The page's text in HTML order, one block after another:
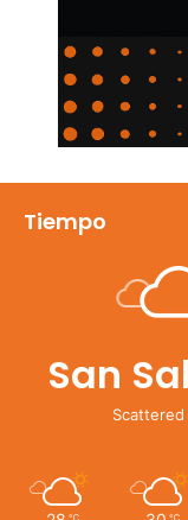
Tiempo
San
Scattered